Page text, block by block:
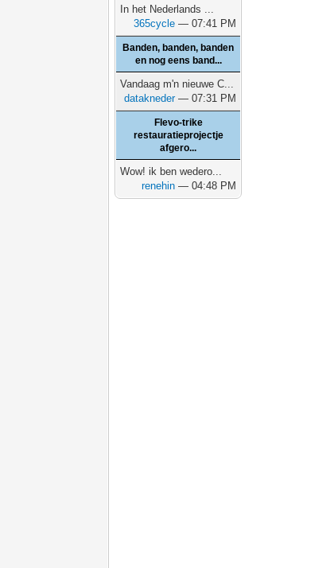
In het Nederlands ...
365cycle — 07:41 PM
Banden, banden, banden
en nog eens band...
Vandaag m'n nieuwe C...
datakneder— 07:31 PM
Flevo-trike
restauratieprojectje
afgero...
Wow! ik ben wedero...
renehin — 04:48 PM